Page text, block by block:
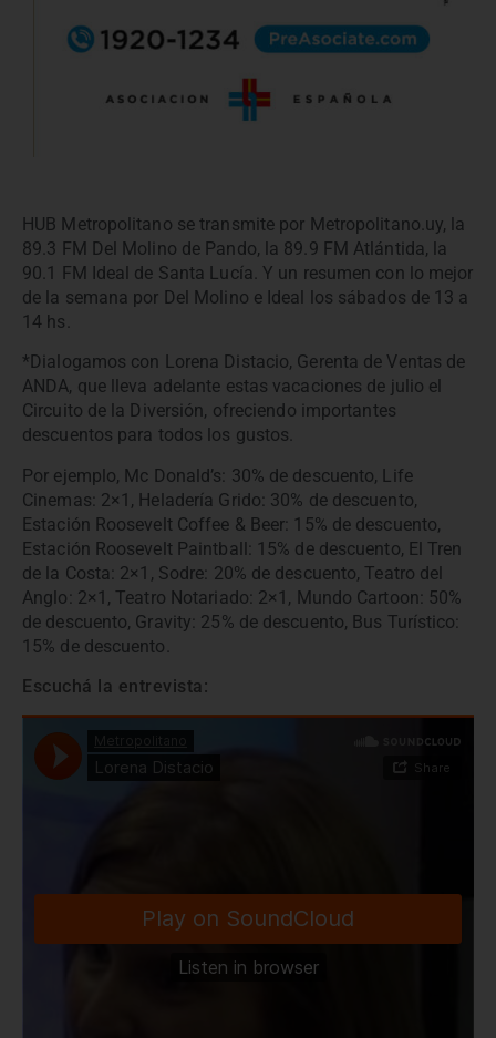
HUB Metropolitano se transmite por Metropolitano.uy, la
89.3 FM Del Molino de Pando, la 89.9 FM Atlántida, la
90.1 FM Ideal de Santa Lucía. Y un resumen con lo mejor
de la semana por Del Molino e Ideal los sábados de 13 a
14 hs.
*Dialogamos con Lorena Distacio, Gerenta de Ventas de
ANDA, que lleva adelante estas vacaciones de julio el
Circuito de la Diversión, ofreciendo importantes
descuentos para todos los gustos.
Por ejemplo, Mc Donald’s: 30% de descuento, Life
Cinemas: 2×1, Heladería Grido: 30% de descuento,
Estación Roosevelt Coffee & Beer: 15% de descuento,
Estación Roosevelt Paintball: 15% de descuento, El Tren
de la Costa: 2×1, Sodre: 20% de descuento, Teatro del
Anglo: 2×1, Teatro Notariado: 2×1, Mundo Cartoon: 50%
de descuento, Gravity: 25% de descuento, Bus Turístico:
15% de descuento.
Escuchá la entrevista: